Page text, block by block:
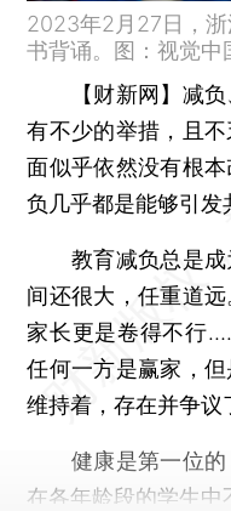
2023年2月27日，
书背诵。图：视觉中
【财新网】 减
有不少的举措，且
面似乎依然没有根
负几乎都是能够引发
教育减负总是成
间还很大，任重道
家长更是卷得不行
任何一方是赢家，
维持着，存在并争议
健康是第一位的
在各年龄段的学生中